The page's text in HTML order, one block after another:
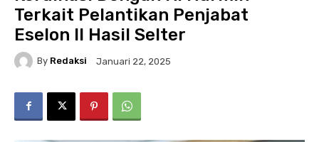
Terkait Pelantikan Penjabat
Eselon II Hasil Selter
By Redaksi Januari 22, 2025